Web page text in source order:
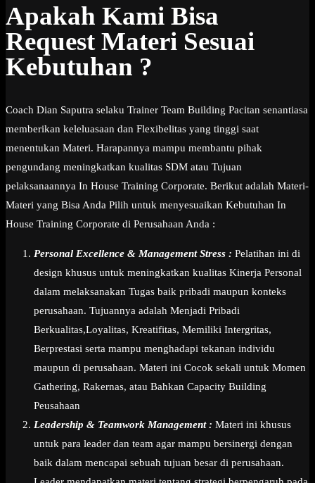
Apakah Kami Bisa
Request Materi Sesuai
Kebutuhan ?
Coach Dian Saputra selaku Trainer Team Building Pacitan senantiasa
memberikan keleluasaan dan Flexibelitas yang tinggi saat
menentukan Materi. Harapannya mampu membantu pihak
pengundang meningkatkan kualitas SDM atau Tujuan
pelaksanaannya In House Training Corporate. Berikut adalah Materi-
Materi yang Bisa Anda Pilih untuk menyesuaikan Kebutuhan In
House Training Corporate di Perusahaan Anda :
Personal Excellence & Management Stress : Pelatihan ini di
design khusus untuk meningkatkan kualitas Kinerja Personal
dalam melaksanakan Tugas baik pribadi maupun konteks
perusahaan. Tujuannya adalah Menjadi Pribadi
Berkualitas,Loyalitas, Kreatifitas, Memiliki Intergritas,
Berprestasi serta mampu menghadapi tekanan individu
maupun di perusahaan. Materi ini Cocok sekali untuk Momen
Gathering, Rakernas, atau Bahkan Capacity Building
Peusahaan
Leadership & Teamwork Management : Materi ini khusus
untuk para leader dan team agar mampu bersinergi dengan
baik dalam mencapai sebuah tujuan besar di perusahaan.